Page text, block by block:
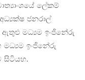
ලේකම්
ජනරාල්
මධ්‍යම ඉංජිනේරු
මධ්‍යම ඉංජිනේරු
සිටියහ.